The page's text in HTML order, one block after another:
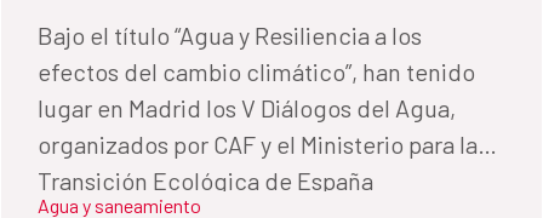
Bajo el título “Agua y Resiliencia a los
efectos del cambio climático”, han tenido
lugar en Madrid los V Diálogos del Agua,
organizados por CAF y el Ministerio para la
Transición Ecológica de España
Agua y saneamiento